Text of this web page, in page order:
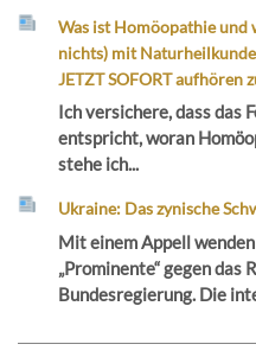
Was ist Homöopathie und
nichts) mit
JETZT SOFORT aufhören
Ich versichere, dass das
entspricht, woran
stehe ich...
Ukraine: Das zynische
Mit einem Appell
„Prominente“ gegen das
Bundesregierung. Die